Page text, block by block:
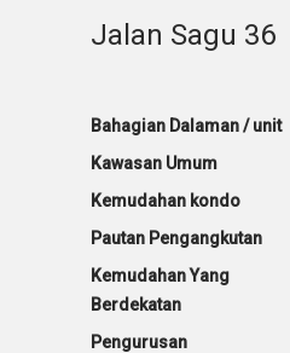
Jalan Sagu 36
Bahagian Dalaman / unit
Kawasan Umum
Kemudahan kondo
Pautan Pengangkutan
Kemudahan Yang
Berdekatan
Pengurusan